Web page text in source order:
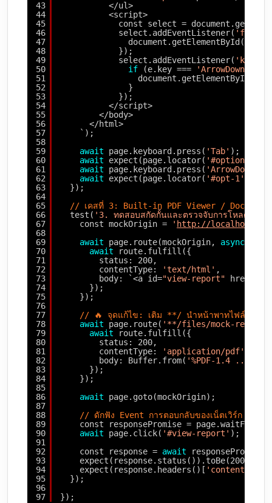
43
44
45
46
47
48
49
50
51
52
53
54
55
56
57
58
59
60
61
62
63
64
65
66
67
68
69
70
71
72
73
74
75
76
77
78
79
80
81
82
83
84
85
86
87
88
89
90
91
92
93
94
95
96
97
</ul>
<script>
const select =
select.addEventListener( 'focus'
document.getElementById(
});
select.addEventListener(
if
(e.key === 'ArrowDown'
document.getElementById(
}
});
</script>
</body>
</html>
`);
await
page.keyboard.press( 'Tab' );
await
expect(page.locator( '#options-
await
page.keyboard.press( 'ArrowDown'
await
expect(page.locator( '#opt-1'
});
// เคสที่ 3: Built-in PDF Viewer / Document
test( '3. ทดสอบสกัดกั้นและตรวจจับการโหลดไฟล์ร
const mockOrigin =
' http://
await
page.route(mockOrigin, async
await
route.fulfill({
status: 200,
contentType:
'text/html' ,
body: `<a id="view-report" href=
});
});
// 🔥 จุดแก้ไข: เติม **/ นำหน้าพาทไฟล์ เพื่อใ
await
page.route( '**/files/mock-
await
route.fulfill({
status: 200,
contentType:
'application/pdf'
body: Buffer.from( '%PDF-1.4 ...
});
});
await
page.goto(mockOrigin);
// ดักฟัง Event การตอบกลับของเน็ตเวิร์ก
const responsePromise =
await
page.click( '#view-report' );
const response = await
responsePromise;
expect(response.status()).toBe(200);
expect(response.headers()[ 'content-
});
});